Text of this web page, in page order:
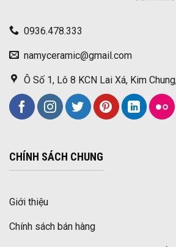
0936.478.333
namyceramic@gmail.com
Ô Số 1, Lô 8 KCN Lai Xá, Kim
CHÍNH SÁCH CHUNG
Giới thiệu
Chính sách bán hàng